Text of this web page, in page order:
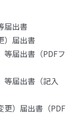
届出書
）届出書
届出書（PDFフ
届出書（記入
）届出書（PDF